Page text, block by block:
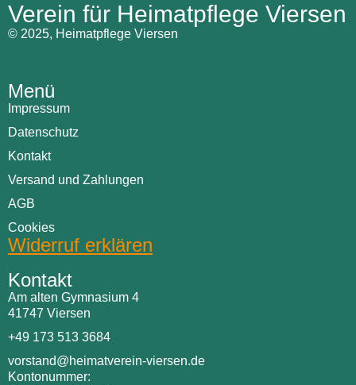
Verein für Heimatpflege Viersen
© 2025, Heimatpflege Viersen
Menü
Impressum
Datenschutz
Kontakt
Versand und Zahlungen
AGB
Cookies
Widerruf erklären
Kontakt
Am alten Gymnasium 4
41747 Viersen
+49 173 513 3684
vorstand@heimatverein-viersen.de
Kontonummer: